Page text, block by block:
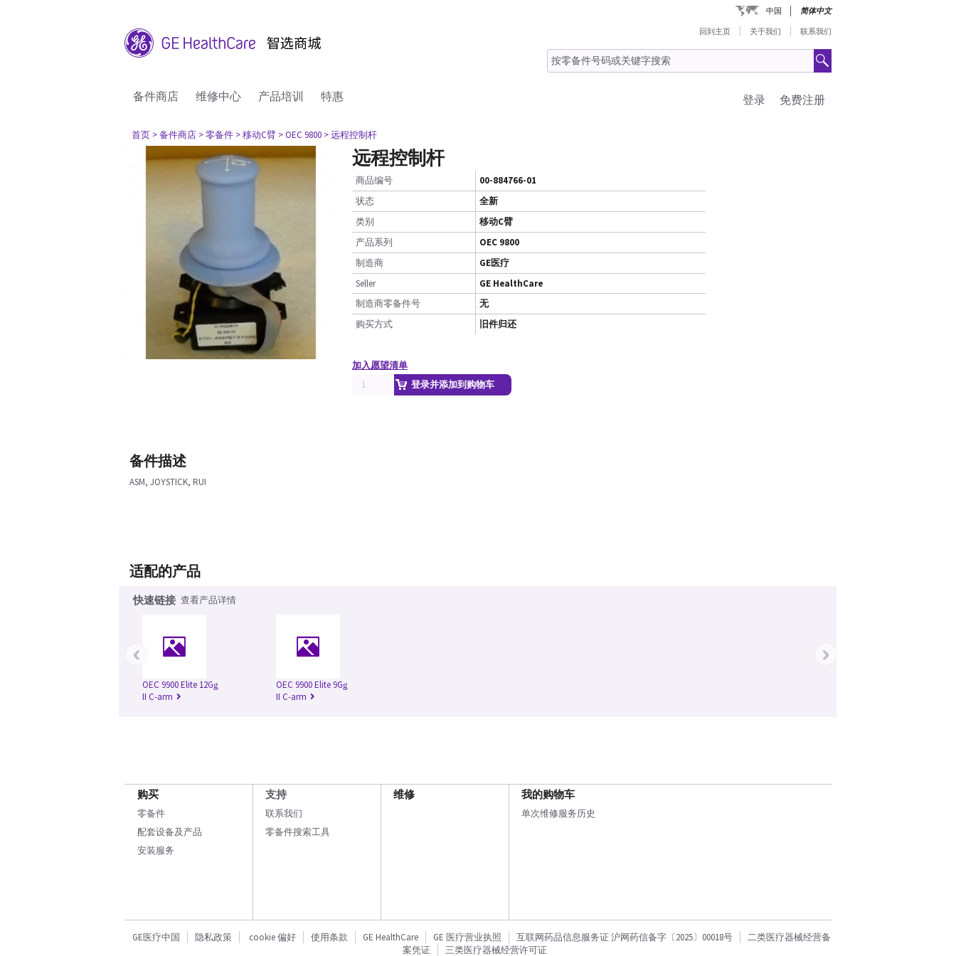
中国 简体中文
回到主页 关于我们 联系我们
备件商店 维修中心 产品培训 特惠 免费注册
登录
首页 > 备件商店 > 零备件 > 移动C臂 > OEC 9800 > 远程控制杆
远程控制杆
商品编号
00-884766-01
状态
全新
类别
移动C臂
产品系列
OEC 9800
制造商
GE医疗
Seller
GE HealthCare
制造商零备件号
无
购买方式
旧件归还
加入愿望清单
登录并添加到购物车
备件描述
ASM, JOYSTICK, RUI
适配的产品
快速链接 查看产品详情
OEC 9900 Elite 12Gǥ
II C-arm
OEC 9900 Elite 9Gǥ
II C-arm
‹ ›
购买
零备件
配套设备及产品
安装服务
支持
联系我们
零备件搜索工具
维修 我的购物车
单次维修服务历史
GE医疗中国 隐私政策 cookie 偏好 使用条款 GE HealthCare GE 医疗营业执照 互联网药品信息服务证 沪网药信备字〔2025〕00018号
二类医疗器械经营备
案凭证
三类医疗器械经营许可证